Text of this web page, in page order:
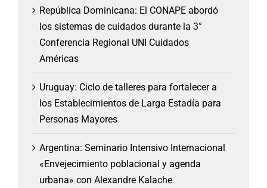
República Dominicana: El CONAPE abordó
los sistemas de cuidados durante la 3°
Conferencia Regional UNI Cuidados
Américas
Uruguay: Ciclo de talleres para fortalecer a
los Establecimientos de Larga Estadía para
Personas Mayores
Argentina: Seminario Intensivo Internacional
«Envejecimiento poblacional y agenda
urbana» con Alexandre Kalache